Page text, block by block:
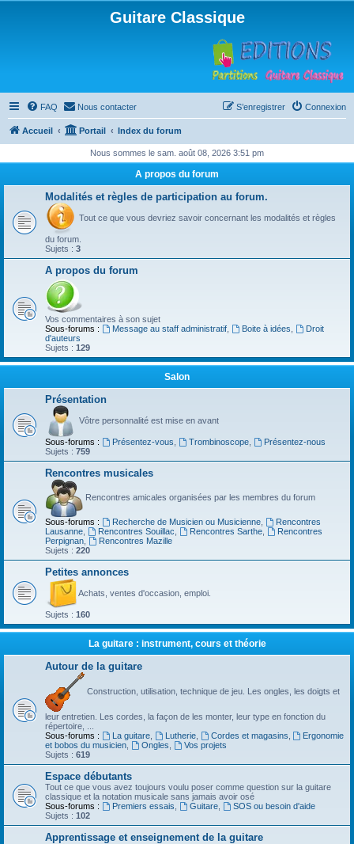
Guitare Classique
FAQ Nous contacter Connexion
S’enregistrer
Accueil Portail Index du forum
Nous sommes le sam. août 08, 2026 3:51 pm
A propos du forum
Modalités et règles de participation au forum.
Tout ce que vous devriez savoir concernant les modalités et règles
du forum.
Sujets : 3
A propos du forum
Vos commentaires à son sujet
Sous-forums :
Message au staff administratif, Boite à idées
Droit
d'auteurs
Sujets : 129
Salon
Présentation
Vôtre personnalité est mise en avant
Sous-forums : Présentez-vous Trombinoscope,
Présentez-nous
Sujets : 759
Rencontres musicales
Rencontres amicales organisées par les membres du forum
Sous-forums : Recherche de Musicien ou Musicienne,
Rencontres
Lausanne
Rencontres Souillac Rencontres Sarthe,
Rencontres
Perpignan
Rencontres Mazille
Sujets : 220
Petites annonces
Achats, ventes d'occasion, emploi.
Sujets : 160
La guitare : instrument, cours et théorie
Autour de la guitare
Construction, utilisation, technique de jeu. Les ongles, les doigts et
leur entretien. Les cordes, la façon de les monter, leur type en fonction du
répertoire, ...
Sous-forums :
La guitare, Lutherie, Cordes et magasins
Ergonomie
et bobos du musicien
Ongles
Vos projets
Sujets : 619
Espace débutants
Tout ce que vous avez toujours voulu poser comme question sur la guitare
classique et la notation musicale sans jamais avoir osé
Sous-forums :
Premiers essais Guitare,
SOS ou besoin d'aide
Sujets : 102
Apprentissage et enseignement de la guitare